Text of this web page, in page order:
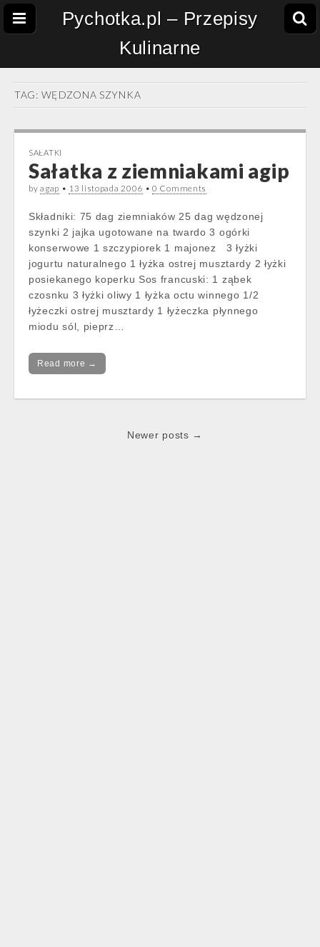
Pychotka.pl – Przepisy
Kulinarne
TAG: WĘDZONA SZYNKA
SAŁATKI
Sałatka z ziemniakami agip
byagap • 13 listopada 2006 •0 Comments
Składniki: 75 dag ziemniaków 25 dag wędzonej
szynki 2 jajka ugotowane na twardo 3 ogórki
konserwowe 1 szczypiorek 1 majonez 3 łyżki
jogurtu naturalnego 1 łyżka ostrej musztardy 2 łyżki
posiekanego koperku Sos francuski: 1 ząbek
czosnku 3 łyżki oliwy 1 łyżka octu winnego 1/2
łyżeczki ostrej musztardy 1 łyżeczka płynnego
miodu sól, pieprz…
Read more →
Newer posts →